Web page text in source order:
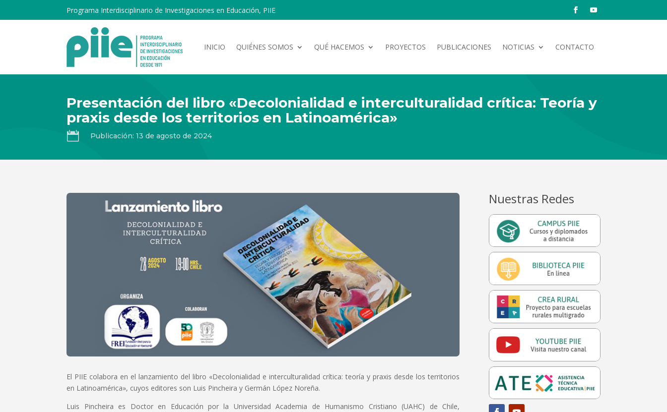
Programa Interdisciplinario de Investigaciones en Educación, PIIE
INICIO QUIÉNES SOMOS QUÉ HACEMOS PROYECTOS PUBLICACIONES NOTICIAS CONTACTO
Presentación del libro «Decolonialidad e interculturalidad crítica: Teoría y
praxis desde los territorios en Latinoamérica»
 Publicación: 13 de agosto de 2024
El PIIE colabora en el lanzamiento del libro «Decolonialidad e interculturalidad crítica: teoría y praxis desde los territorios
en Latinoamérica», cuyos editores son Luis Pincheira y Germán López Noreña.
Luis Pincheira es Doctor en Educación por la Universidad Academia de Humanismo Cristiano (UAHC) de Chile,
Nuestras Redes